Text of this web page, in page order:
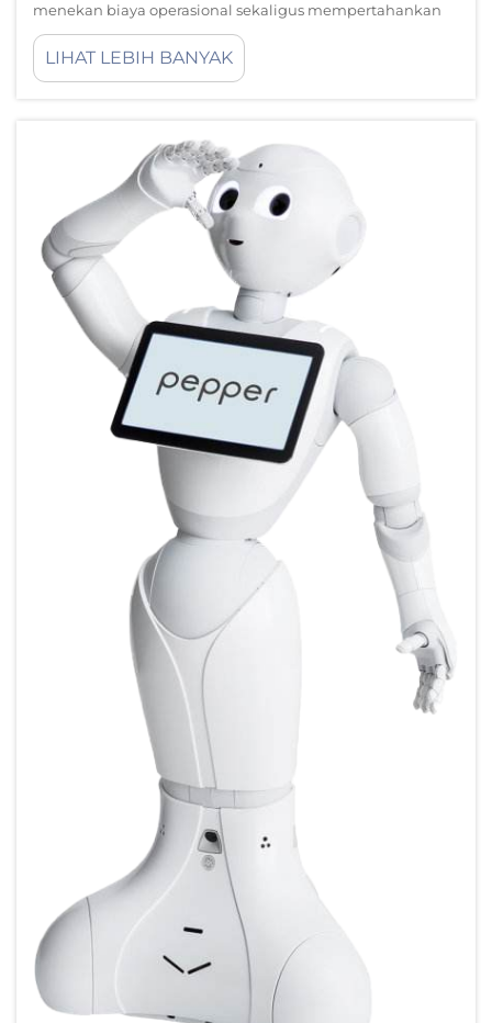
menekan biaya operasional sekaligus mempertahankan
kualitas layanan, dengan biaya tenaga kerja
menyumbang 25–35% dari total anggaran operasional.
LIHAT LEBIH BANYAK